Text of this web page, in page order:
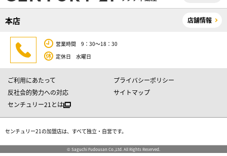
本店 店舗情報
営業時間 9：30～18：30
定休日 水曜日
ご利用にあたって
プライバシーポリシー
反社会的勢力への対応
サイトマップ
センチュリー21とは
センチュリー21の加盟店は、すべて独立・自営です。
© Saguchi Fudousan Co.,Ltd. All Rights Reserved.